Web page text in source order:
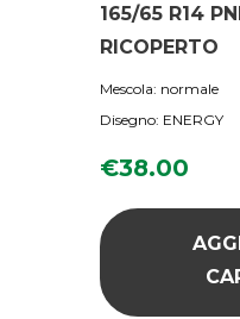
165/65 R14
RICOPERTO
Mescola: normale
Disegno: ENERGY
€38.00